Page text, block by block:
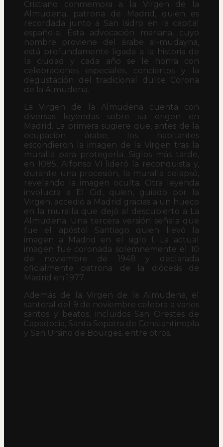
Cristiano conmemora a la Virgen de la
Almudena, patrona de Madrid, quien es
recordada junto a San Isidro en la capital
española. Esta advocación mariana, cuyo
nombre proviene del árabe al-mudayna,
está profundamente ligada a la historia de
la ciudad y cada año se le honra con
celebraciones especiales, conciertos y la
degustación del tradicional dulce Corona
de la Almudena.
La Virgen de la Almudena cuenta con
diversas leyendas sobre su origen en
Madrid. La primera sugiere que, antes de la
ocupación árabe, los habitantes
escondieron la imagen de la Virgen tras la
muralla para protegerla. Siglos más tarde,
en 1085, Alfonso VI lideró la reconquista y,
durante una procesión, la muralla colapsó,
revelando la imagen oculta. Otra leyenda
involucra a El Cid, quien, guiado por la
Virgen, accedió a Madrid gracias a un hueco
en la muralla que dejó al descubierto a La
Almudena. Una tercera versión señala que
fue el apóstol Santiago quien llevó la
imagen a Madrid en el siglo I. La actual
imagen fue coronada solemnemente el 10
de noviembre de 1948 y declarada
oficialmente patrona de la diócesis de
Madrid en 1977.
Además de la Virgen de la Almudena, el
santoral del 9 de noviembre celebra a varios
santos y beatos, incluidos San Orestes de
Capadocia, Santa Sopatra de Constantinopla
y San Ursino de Bourges, entre otros.